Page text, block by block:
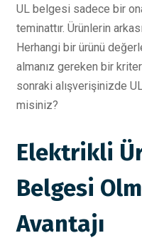
UL belgesi sadece bir
teminattır. Ürünlerin
Herhangi bir ürünü
almanız gereken bir
sonraki alışverişinizde
misiniz?
Elektrikli
Belgesi
Avantajı